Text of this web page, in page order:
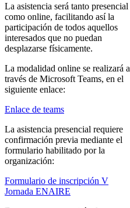
La asistencia será tanto presencial
como online, facilitando así la
participación de todos aquellos
interesados que no puedan
desplazarse físicamente.
La modalidad online se realizará a
través de Microsoft Teams, en el
siguiente enlace:
Enlace de teams
La asistencia presencial requiere
confirmación previa mediante el
formulario habilitado por la
organización:
Formulario de inscripción V
Jornada ENAIRE